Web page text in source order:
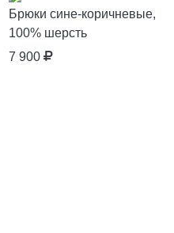
Брюки сине-коричневые,
100% шерсть
7 900